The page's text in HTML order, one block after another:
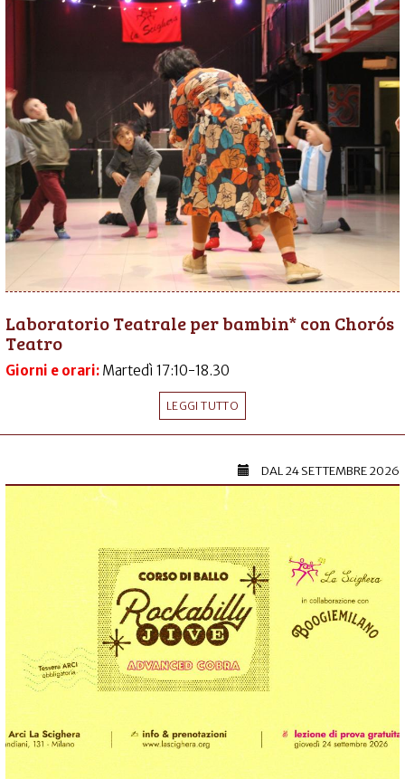
Laboratorio Teatrale per bambin* con Chorós
Teatro
Giorni e orari: Martedì 17:10-18.30
LEGGI TUTTO
DAL24 SETTEMBRE 2026